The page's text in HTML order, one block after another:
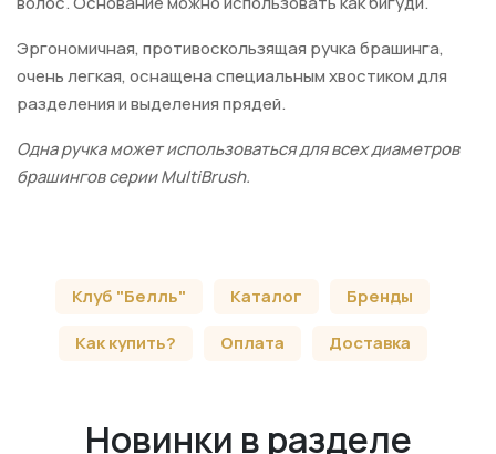
Эргономичная, противоскользящая ручка брашинга,
очень легкая, оснащена специальным хвостиком для
разделения и выделения прядей.
Одна ручка может использоваться для всех диаметров
брашингов серии MultiBrush.
Клуб "Белль" Каталог
Бренды
Как купить?
Оплата Доставка
Новинки в разделе